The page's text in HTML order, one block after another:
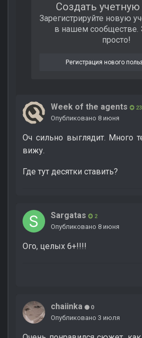
Создать
Зарегистрируйте новую
в нашем сообществе.
просто!
Регистрация нового
Week of the agents
Опубликовано 8 июня
Оч сильно выглядит. Много
вижу.
Где тут десятки ставить?
Sargatas 2
Опубликовано 8 июня
Ого, целых 6+!!!!
chaiinka 0
Опубликовано 3 июля